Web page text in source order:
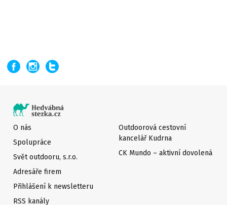
O nás
Spolupráce
Svět outdooru, s.r.o.
Adresáře firem
Přihlášení k newsletteru
Outdoorová cestovní
kancelář Kudrna
CK Mundo – aktivní dovolená
RSS kanály